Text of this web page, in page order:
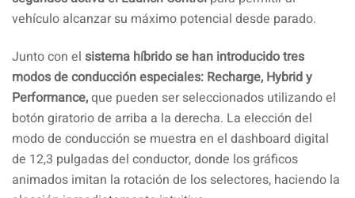
vehículo alcanzar su máximo potencial desde parado.
Junto con el sistema híbrido se han introducido tres
modos de conducción especiales: Recharge, Hybrid y
Performance,que pueden ser seleccionados utilizando el
botón giratorio de arriba a la derecha. La elección del
modo de conducción se muestra en el dashboard digital
de 12,3 pulgadas del conductor, donde los gráficos
animados imitan la rotación de los selectores, haciendo la